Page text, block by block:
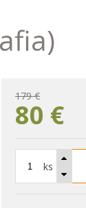
179 €
80 €
ks